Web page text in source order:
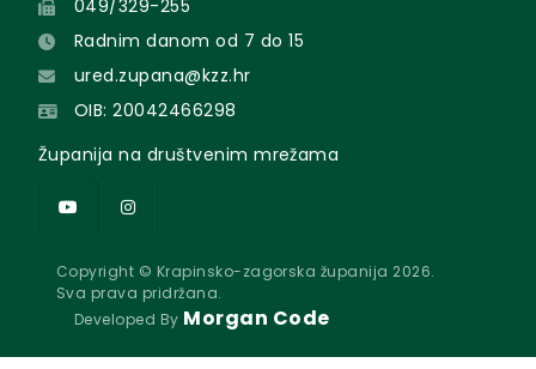
049/329-255
Radnim danom od 7 do 15
ured.zupana@kzz.hr
OIB: 20042466298
Županija na društvenim mrežama
Copyright © Krapinsko-zagorska županija 2026.
Sva prava pridržana.
Developed By Morgan Code